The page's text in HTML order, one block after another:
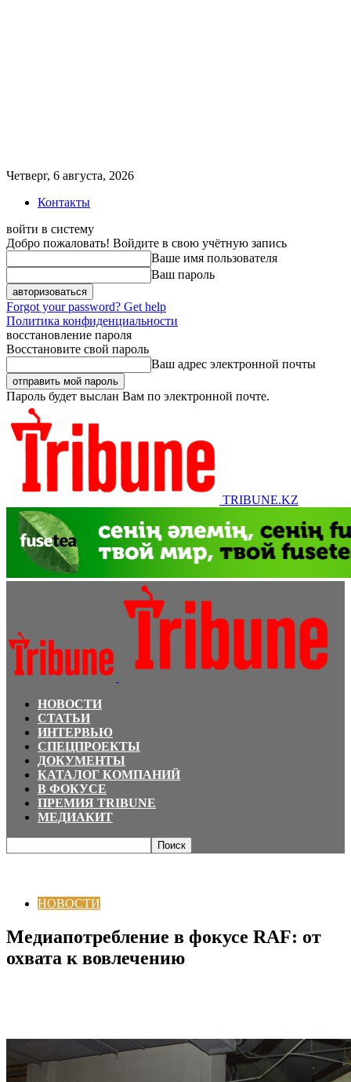
Четверг, 6 августа, 2026
Контакты
войти в систему
Добро пожаловать! Войдите в свою учётную запись
Ваше имя пользователя
Ваш пароль
Forgot your password? Get help
Политика конфиденциальности
восстановление пароля
Восстановите свой пароль
Ваш адрес электронной почты
Пароль будет выслан Вам по электронной почте.
TRIBUNE.KZ
НОВОСТИ
СТАТЬИ
ИНТЕРВЬЮ
СПЕЦПРОЕКТЫ
ДОКУМЕНТЫ
КАТАЛОГ КОМПАНИЙ
В ФОКУСЕ
ПРЕМИЯ TRIBUNE
МЕДИАКИТ
НОВОСТИ
Медиапотребление в фокусе RAF: от
охвата к вовлечению